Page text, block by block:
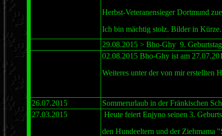
Herbst-Veteranensieger Dortmund
Ich bin mächtig stolz. Bilder in Kürze.
29.08.2015 > Bho-Ghy 9.
02.08.2015 Bho-Ghy ist am
Weiteres unter der von mir erstellten
26.07.2015
Sommerurlaub in der Fränkischen
27.03.2015
Heute feiert Enjyno seinen 3.
den Hundeeltern und der Ziehmama